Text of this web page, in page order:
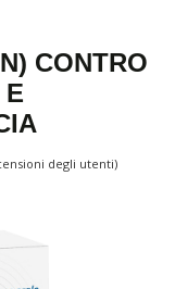
CONTRO
degli utenti)